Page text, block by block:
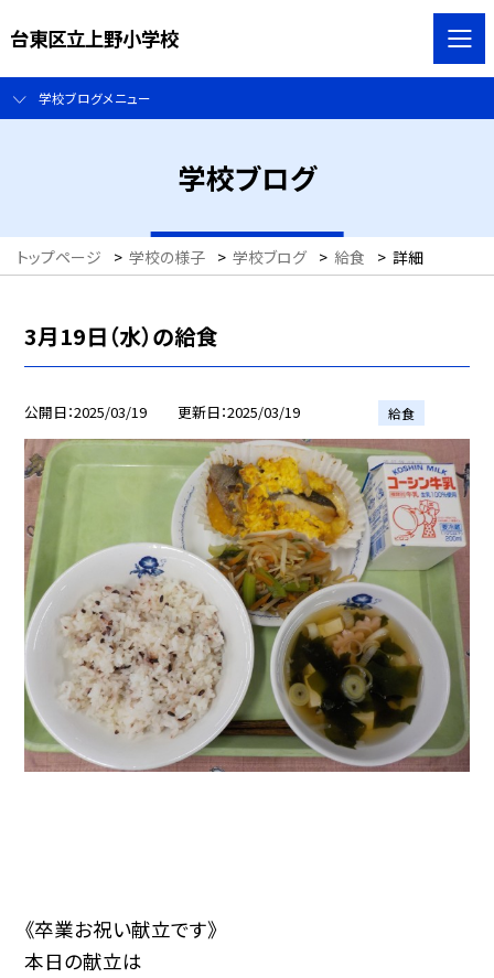
台東区立上野小学校
学校ブログメニュー
学校ブログ
トップページ > 学校の様子 > 学校ブログ > 給食 > 詳細
3月19日（水）の給食
公開日 2025/03/19 更新日 2025/03/19 給食
《卒業お祝い献立です》
本日の献立は